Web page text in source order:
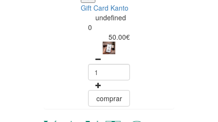
Gift Card Kanto
undefined
0
50.00€
comprar